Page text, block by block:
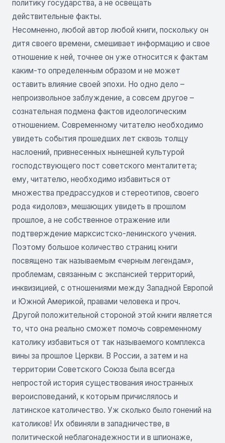
политику государства, а не освещать
действительные факты.
Несомненно, любой автор любой книги, поскольку он
дитя своего времени, смешивает информацию и свое
отношение к ней, точнее он уже относится к фактам
каким-то определенным образом и не может
оставить влияние своей эпохи. Но одно дело –
непроизвольное заблуждение, а совсем другое –
сознательная подмена фактов идеологическим
отношением. Современному читателю необходимо
увидеть события прошедших лет сквозь толщу
наслоений, привнесенных нынешней культурой
господствующего пост советского менталитета;
ему, читателю, необходимо избавиться от
множества предрассудков и стереотипов, своего
рода «идолов», мешающих увидеть в прошлом
прошлое, а не собственное отражение или
подтверждение марксистско-ленинского учения.
Поэтому большое количество страниц книги
посвящено так называемым «черным легендам»,
проблемам, связанным с экспансией территорий,
инквизицией, с отношениями между Западной Европой
и Южной Америкой, правами человека и проч.
Другой положительной стороной этой книги является
то, что она реально сможет помочь современному
католику избавиться от так называемого комплекса
вины за прошлое Церкви. В России, а затем и на
территории Советского Союза была всегда
непростой история существования иностранных
вероисповеданий, к которым причислялось и
латинское католичество. Уж сколько было гонений на
католиков! Их обвиняли в западничестве, в
политической неблагонадежности и в шпионаже,